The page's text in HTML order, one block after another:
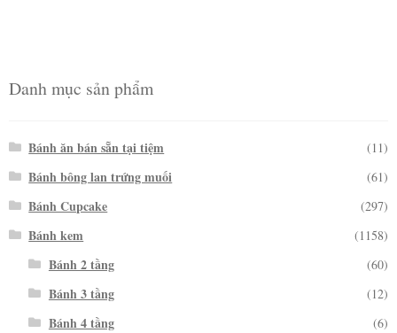
Danh mục sản phẩm
Bánh ăn bán sẵn tại tiệm (11)
Bánh bông lan trứng muối (61)
Bánh Cupcake (297)
Bánh kem (1158)
Bánh 2 tầng (60)
Bánh 3 tầng (12)
Bánh 4 tầng (6)